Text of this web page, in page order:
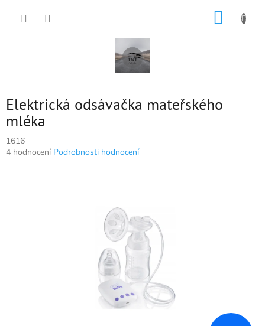
Elektrická odsávačka mateřského
mléka
1616
Průměrné
4 hodnocení Podrobnosti hodnocení